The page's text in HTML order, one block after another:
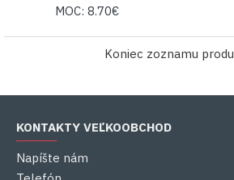
MOC: 8.70€
Koniec zoznamu
KONTAKTY VEĽKOOBCHOD
Napíšte nám